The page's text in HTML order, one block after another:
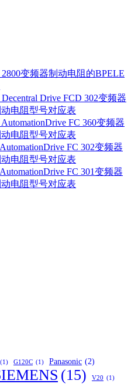
变频器制动电阻的BPELE
Drive FCD 302变频器
电阻型号对应表
FC 360变频器
电阻型号对应表
FC 302变频器
电阻型号对应表
FC 301变频器
电阻型号对应表
(1) G120C (1) Panasonic (2)
(15) V20 (1)